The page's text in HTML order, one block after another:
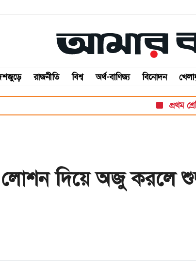
রাজনীতি বিশ্ব অর্থ-বাণিজ্য বিনোদন
প্রথম শ্রেণিতে
লোশন দিয়ে অজু করলে